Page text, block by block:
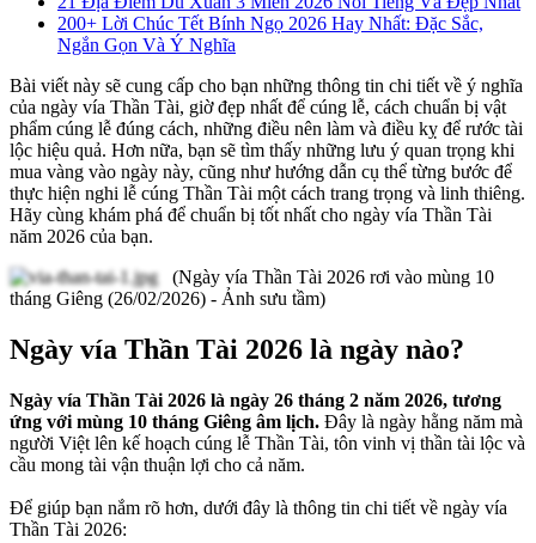
200+ Lời Chúc Tết Bính Ngọ 2026 Hay Nhất: Đặc Sắc,
Ngắn Gọn Và Ý Nghĩa
Bài viết này sẽ cung cấp cho bạn những thông tin chi tiết về ý nghĩa
của ngày vía Thần Tài, giờ đẹp nhất để cúng lễ, cách chuẩn bị vật
phẩm cúng lễ đúng cách, những điều nên làm và điều kỵ để rước tài
lộc hiệu quả. Hơn nữa, bạn sẽ tìm thấy những lưu ý quan trọng khi
mua vàng vào ngày này, cũng như hướng dẫn cụ thể từng bước để
thực hiện nghi lễ cúng Thần Tài một cách trang trọng và linh thiêng.
Hãy cùng khám phá để chuẩn bị tốt nhất cho ngày vía Thần Tài
năm 2026 của bạn.
(Ngày vía Thần Tài 2026 rơi vào mùng 10
tháng Giêng (26/02/2026) - Ảnh sưu tầm)
Ngày vía Thần Tài 2026 là ngày nào?
Ngày vía Thần Tài 2026 là ngày 26 tháng 2 năm 2026, tương
ứng với mùng 10 tháng Giêng âm lịch. Đây là ngày hằng năm mà
người Việt lên kế hoạch cúng lễ Thần Tài, tôn vinh vị thần tài lộc và
cầu mong tài vận thuận lợi cho cả năm.
Để giúp bạn nắm rõ hơn, dưới đây là thông tin chi tiết về ngày vía
Thần Tài 2026: